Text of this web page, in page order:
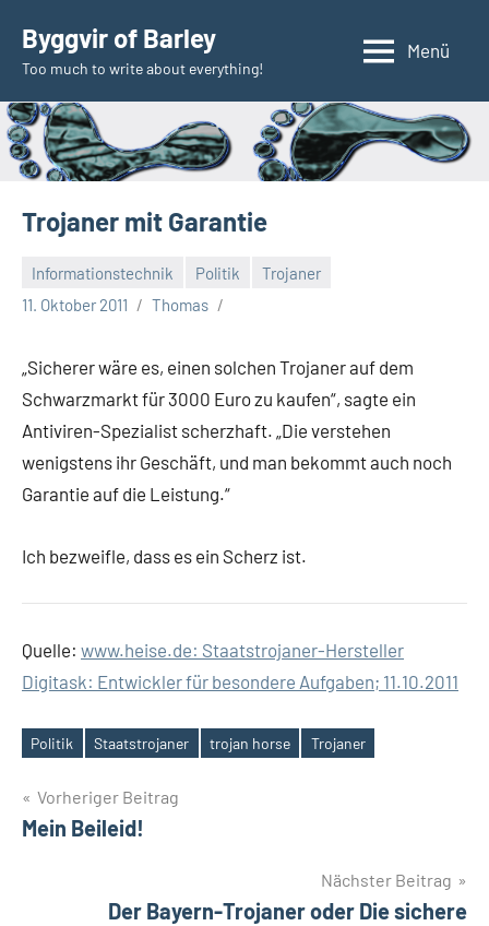
Inhalt
springen
Byggvir of Barley
Too much to write about everything!
Menü
Trojaner mit Garantie
Informationstechnik Politik
Trojaner
11. Oktober 2011
Thomas
„Sicherer wäre es, einen solchen Trojaner auf dem
Schwarzmarkt für 3000 Euro zu kaufen“, sagte ein
Antiviren-Spezialist scherzhaft. „Die verstehen
wenigstens ihr Geschäft, und man bekommt auch noch
Garantie auf die Leistung.“
Ich bezweifle, dass es ein Scherz ist.
Quelle: www.heise.de: Staatstrojaner-Hersteller
Digitask: Entwickler für besondere Aufgaben; 11.10.2011
Schlagwörter
Politik Staatstrojaner trojan horse Trojaner
Beitragsnavigation
Vorheriger Beitrag
Mein Beileid!
Nächster Beitrag
Der Bayern-Trojaner oder Die sichere